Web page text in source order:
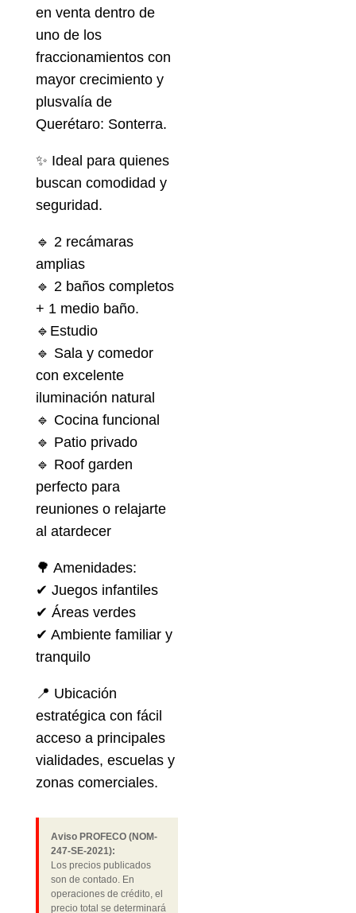
en venta dentro de
uno de los
fraccionamientos con
mayor crecimiento y
plusvalía de
Querétaro: Sonterra.
✨ Ideal para quienes
buscan comodidad y
seguridad.
🔹 2 recámaras
amplias
🔹 2 baños completos
+ 1 medio baño.
🔹Estudio
🔹 Sala y comedor
con excelente
iluminación natural
🔹 Cocina funcional
🔹 Patio privado
🔹 Roof garden
perfecto para
reuniones o relajarte
al atardecer
🌳 Amenidades:
✔ Juegos infantiles
✔ Áreas verdes
✔ Ambiente familiar y
tranquilo
📍 Ubicación
estratégica con fácil
acceso a principales
vialidades, escuelas y
zonas comerciales.
Aviso PROFECO (NOM-
247-SE-2021):
Los precios publicados
son de contado. En
operaciones de crédito, el
precio total se determinará